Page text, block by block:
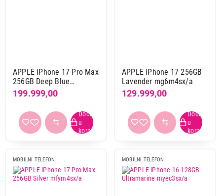
APPLE iPhone 17 Pro Max
256GB Deep Blue
mfyp4sx/a
199.999,00
APPLE iPhone 17 256GB
Lavender mg6m4sx/a
129.999,00
MOBILNI TELEFON MOBILNI TELEFON